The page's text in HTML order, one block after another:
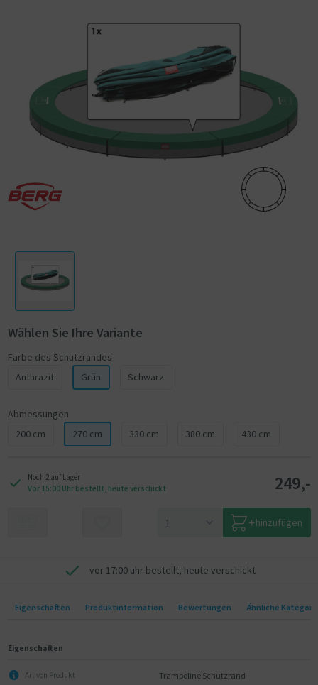
Wählen Sie Ihre Variante
Farbe des Schutzrandes
Anthrazit
Grün Schwarz
Abmessungen
200 cm
270 cm 330 cm 380 cm 430 cm
Noch 2 auf Lager
Vor 15:00 Uhr bestellt, heute verschickt
249,-
hinzufügen
vor 17:00 uhr bestellt, heute verschickt
Eigenschaften Produktinformation Bewertungen Ähnliche
Eigenschaften
Art von Produkt Trampoline Schutzrand